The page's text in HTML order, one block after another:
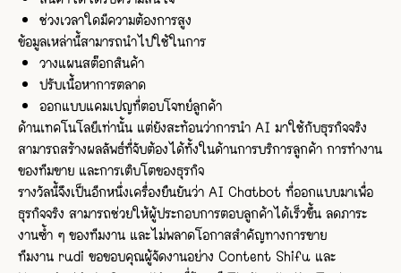
ช่วงเวลาใดมีความต้องการสูง
ข้อมูลเหล่านี้สามารถนำไปใช้ในการ
วางแผนสต๊อกสินค้า
ปรับเนื้อหาการตลาด
ออกแบบแคมเปญที่ตอบโจทย์ลูกค้า
ด้านเทคโนโลยีเท่านั้น แต่ยังสะท้อนว่าการนำ AI มาใช้กับธุรกิจจริง
สามารถสร้างผลลัพธ์ที่จับต้องได้ทั้งในด้านการบริการลูกค้า การทำงาน
ของทีมขาย และการเติบโตของธุรกิจ
รางวัลนี้จึงเป็นอีกหนึ่งเครื่องยืนยันว่า AI Chatbot ที่ออกแบบมาเพื่อ
ธุรกิจจริง สามารถช่วยให้ผู้ประกอบการตอบลูกค้าได้เร็วขึ้น ลดภาระ
งานซ้ำ ๆ ของทีมงาน และไม่พลาดโอกาสสำคัญทางการขาย
ทีมงาน rudi ขอขอบคุณผู้จัดงานอย่าง Content Shifu และ